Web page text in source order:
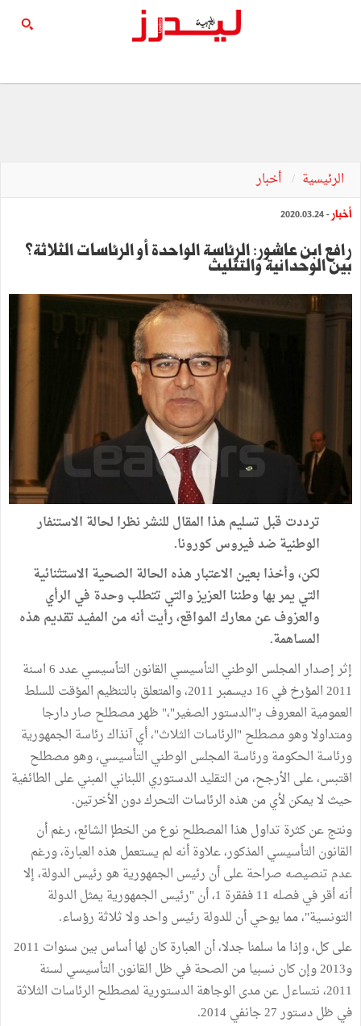
الرئيسية أخبار
أخبار - 2020.03.24
رافع ابن عاشور: الرئاسة الواحدة أو الرئاسات الثلاثة؟
بين الوحدانية والتثليث
ترددت قبل تسليم هذا المقال للنشر نظرا لحالة الاستنفار
الوطنية ضد فيروس كورونا.
لكن، وأخذا بعين الاعتبار هذه الحالة الصحية الاستثنائية
التي يمر بها وطننا العزيز والتي تتطلب وحدة في الرأي
والعزوف عن معارك المواقع، رأيت أنه من المفيد تقديم هذه
المساهمة.
إثر إصدار المجلس الوطني التأسيسي القانون التأسيسي عدد 6 اسنة
2011 المؤرخ في 16 ديسمبر 2011، والمتعلق بالتنظيم المؤقت للسلط
العمومية المعروف بـ"الدستور الصغير"،" ظهر مصطلح صار دارجا
ومتداولا وهو مصطلح "الرئاسات الثلاث"، أي آنذاك رئاسة الجمهورية
ورئاسة الحكومة ورئاسة المجلس الوطني التأسيسي، وهو مصطلح
اقتبس، على الأرجح، من التقليد الدستوري اللبناني المبني على الطائفية
حيث لا يمكن لأي من هذه الرئاسات التحرك دون الأخرتين.
ونتج عن كثرة تداول هذا المصطلح نوع من الخطإ الشائع، رغم أن
القانون التأسيسي المذكور، علاوة أنه لم يستعمل هذه العبارة، ورغم
عدم تنصيصه صراحة على أن رئيس الجمهورية هو رئيس الدولة، إلا
أنه أقر في فصله 11 ففقرة 1، أن "رئيس الجمهورية يمثل الدولة
التونسية"، مما يوحي أن للدولة رئيس واحد ولا ثلاثة رؤساء.
على كل، وإذا ما سلمنا جدلا، أن العبارة كان لها أساس بين سنوات 2011
و2013 وإن كان نسبيا من الصحة في ظل القانون التأسيسي لسنة
2011، نتساءل عن مدى الوجاهة الدستورية لمصطلح الرئاسات الثلاثة
في ظل دستور 27 جانفي 2014.